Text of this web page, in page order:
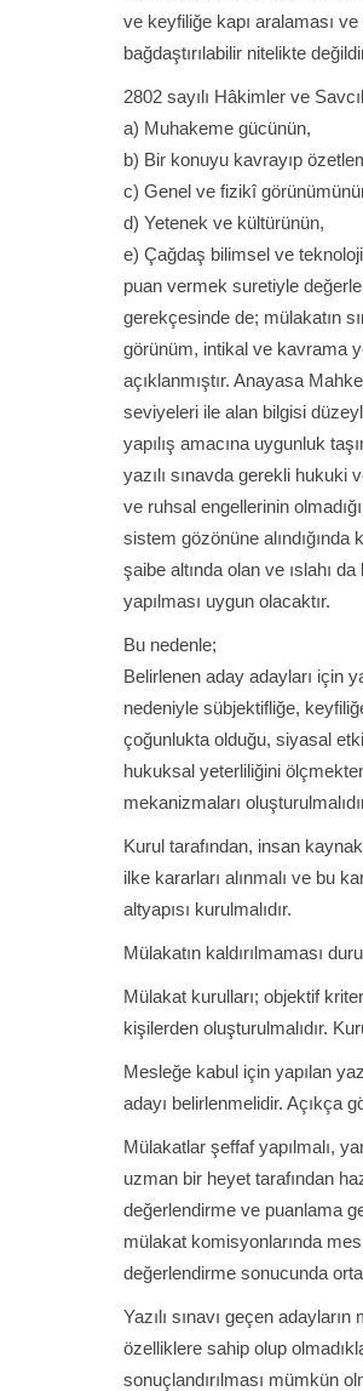
ve keyfiliğe kapı aralaması
bağdaştırılabilir nitelikte
2802 sayılı Hâkimler ve
a) Muhakeme gücünün,
b) Bir konuyu kavrayıp
c) Genel ve fizikî
d) Yetenek ve kültürünün,
e) Çağdaş bilimsel ve
puan vermek suretiyle
gerekçesinde de; mülakatın
görünüm, intikal ve kavrama
açıklanmıştır. Anayasa
seviyeleri ile alan bilgisi
yapılış amacına uygunluk
yazılı sınavda gerekli hukuki
ve ruhsal engellerinin
sistem gözönüne
şaibe altında olan ve ıslahı
yapılması uygun olacaktır.
Bu nedenle;
Belirlenen aday adayları için
nedeniyle sübjektifliğe,
çoğunlukta olduğu, siyasal
hukuksal yeterliliğini
mekanizmaları
Kurul tarafından, insan
ilke kararları alınmalı ve bu
altyapısı kurulmalıdır.
Mülakatın kaldırılmaması
Mülakat kurulları; objektif
kişilerden oluşturulmalıdır.
Mesleğe kabul için yapılan
adayı belirlenmelidir. Açıkça
Mülakatlar şeffaf yapılmalı,
uzman bir heyet tarafından
değerlendirme ve puanlama
mülakat komisyonlarında
değerlendirme sonucunda
Yazılı sınavı geçen
özelliklere sahip olup
sonuçlandırılması mümkün